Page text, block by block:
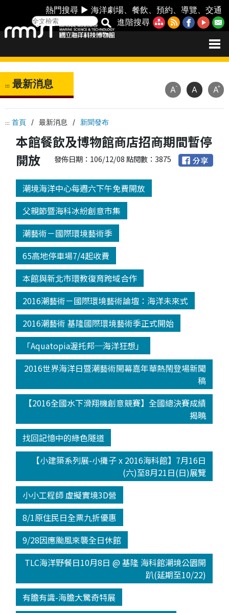
熱門搜尋 ►海洋劇場 、餐飲 、預約 、導覽 、交通
進階搜尋
::: 最新消息
::: 首頁 / 最新消息 / 新聞發布
A- A A+
本館餐飲及博物館商店招商期間暫停
開放
發佈日期：106/12/08 點閱數：3875
潮境海洋中心每週六下午免費開放
父親節暨海科冰紛創意市集
潮藝術－國際環境藝術季
65高地停車場7/4起收費
本館與新北市環教復育跨域合作
2016潮藝術－國際環境藝術論壇：海洋未來式
2016潮藝術 基隆國際環境藝術季正式開始
「Aquatopia渥托邦─海洋狂想」
2016世界海洋日暨潮藝術開幕嘉年華熱鬧登場新聞
稿
【2016全國水下滑翔機創意競賽】全國總決賽成績
揭曉
找回記憶中的綠色隧道
【小建築系列展-小攤子 x 2016海科館】7月16日
(六)至8月21日(日)展覽
小小工程師 虛擬實境3D營
8/1原住民日全票九折優惠
9/28因應颱風來襲全日休館
TLC海洋野餐日10月8日 @ 基隆 海科館潮境公園開
趴(延期至10/22)
有膽有識-海膽大驚奇特展